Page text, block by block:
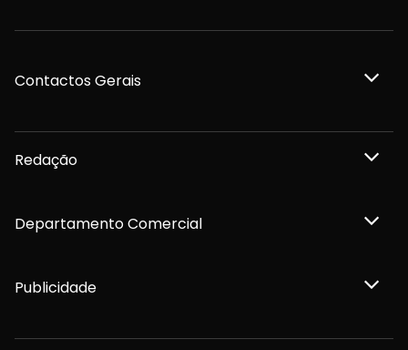
Contactos Gerais
Redação
Departamento Comercial
Publicidade